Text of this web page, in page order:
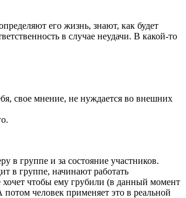
его жизнь, знают, как будет
в случае неудачи. В какой-то
свое мнение, не нуждается во внешних
в группе и за состояние участников.
в группе, начинают работать
хочет чтобы ему грубили (в данный момент
потом человек применяет это в реальной